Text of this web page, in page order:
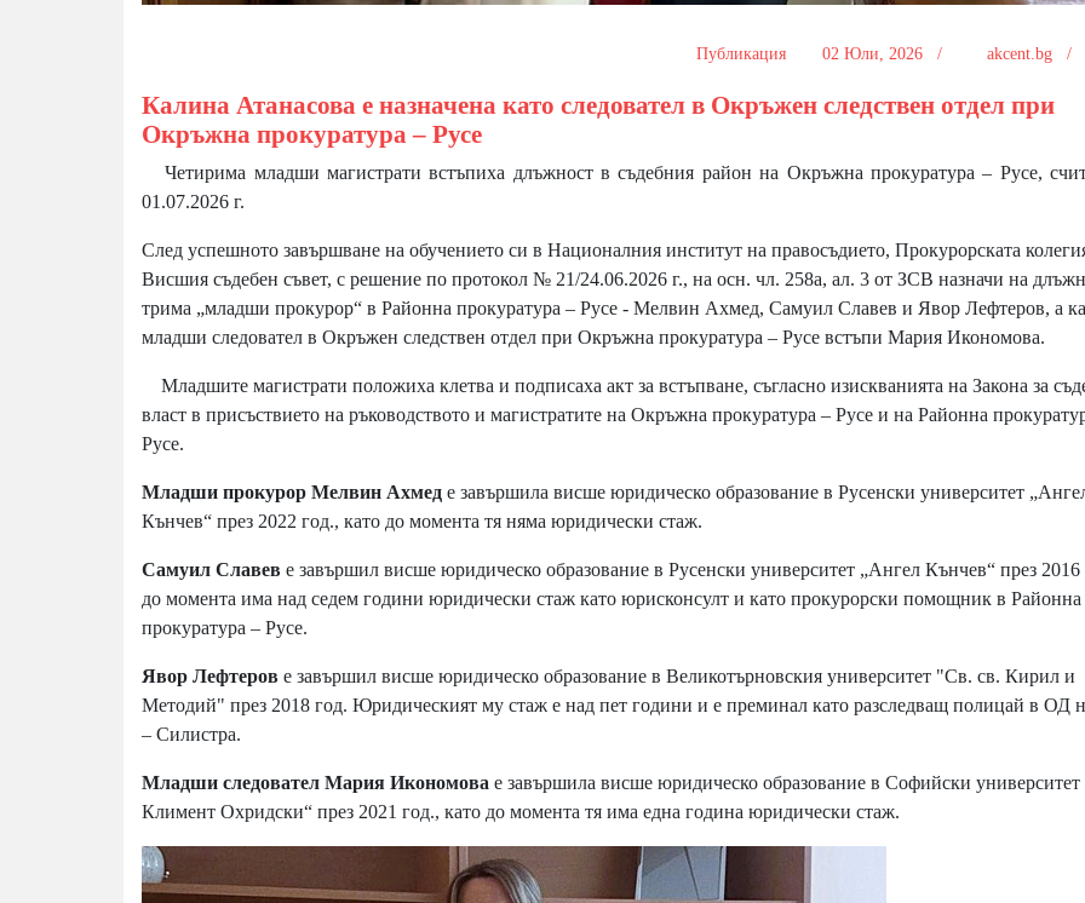
Публикация 02 Юли, 2026 / akcent.bg /
Калина Атанасова е назначена като следовател в Окръжен следствен отдел при
Окръжна прокуратура – Русе
Четирима младши магистрати встъпиха длъжност в съдебния район на Окръжна прокуратура – Русе,
01.07.2026 г.
След успешното завършване на обучението си в Националния институт на правосъдието, Прокурорската
Висшия съдебен съвет, с решение по протокол № 21/24.06.2026 г., на осн. чл. 258а, ал. 3 от ЗСВ назначи на
трима „младши прокурор“ в Районна прокуратура – Русе - Мелвин Ахмед, Самуил Славев и Явор Лефтеров, а
младши следовател в Окръжен следствен отдел при Окръжна прокуратура – Русе встъпи Мария Икономова.
Младшите магистрати положиха клетва и подписаха акт за встъпване, съгласно изискванията на Закона за
власт в присъствието на ръководството и магистратите на Окръжна прокуратура – Русе и на Районна
Русе.
Младши прокурор Мелвин Ахмед е завършила висше юридическо образование в Русенски университет
Кънчев“ през 2022 год., като до момента тя няма юридически стаж.
Самуил Славев е завършил висше юридическо образование в Русенски университет „Ангел Кънчев“ през 2016
до момента има над седем години юридически стаж като юрисконсулт и като прокурорски помощник в Районна
прокуратура – Русе.
Явор Лефтеров е завършил висше юридическо образование в Великотърновския университет "Св. св. Кирил и
Методий" през 2018 год. Юридическият му стаж е над пет години и е преминал като разследващ полицай в ОД
– Силистра.
Младши следовател Мария Икономова е завършила висше юридическо образование в Софийски
Климент Охридски“ през 2021 год., като до момента тя има една година юридически стаж.